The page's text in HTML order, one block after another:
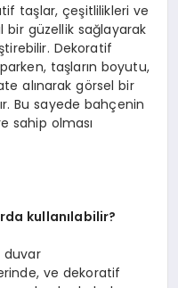
taşlar, çeşitlilikleri ve
bir güzellik sağlayarak
Dekoratif
taşların boyutu,
alınarak görsel bir
Bu sayede bahçenin
sahip olması
kullanılabilir?
duvar
ve dekoratif